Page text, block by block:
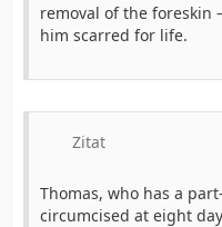
removal of the foreskin
him scarred for life.
Zitat
Thomas, who has a
circumcised at eight